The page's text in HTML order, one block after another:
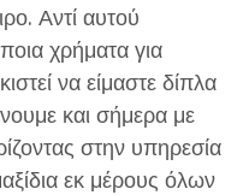
Αντί αυτού
χρήματα για
να είμαστε δίπλα
και σήμερα με
στην υπηρεσία
εκ μέρους όλων